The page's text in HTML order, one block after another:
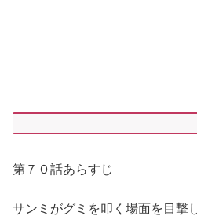
第７０話あらすじ
サンミがグミを叩く場面を目撃